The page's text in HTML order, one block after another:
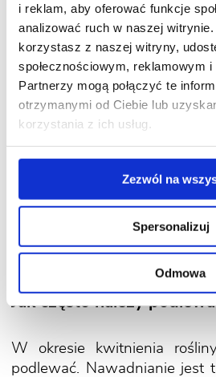
i reklam, aby oferować funkcje
analizować ruch w naszej
korzystasz z naszej witryny,
społecznościowym, reklamowym i
Partnerzy mogą połączyć te
otrzymanymi od Ciebie lub
korzystania z ich usług.
Zezwól na
Spersonalizuj
Odmowa
w podłożu około połowy
w okolicy Dnia Babci i Dziadka.
W jaki sposób
Najokazalej pędzone
w pomieszczeniu
niewiele wyższej od
w szklarni czy
temperatury spowodują, że
bardzo szybko, a ich wygląd
Kwiaty będą zaś mniej trwałe.
Jak często należy
W okresie kwitnienia
podlewać. Nawadnianie jest